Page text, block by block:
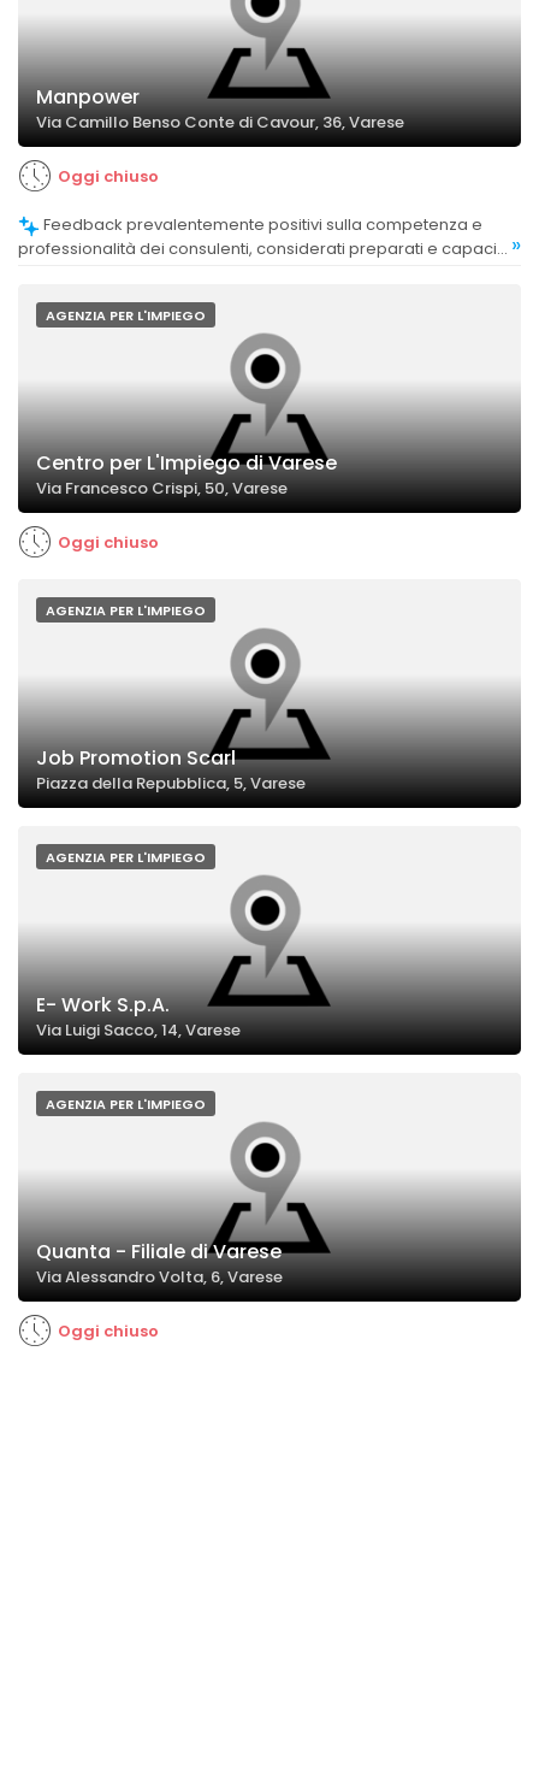
Manpower
Via Camillo Benso Conte di Cavour, 36, Varese
Oggi chiuso
professionalità dei consulenti, considerati preparati e capaci
»
AGENZIA PER L'IMPIEGO
Centro per L'Impiego di Varese
Via Francesco Crispi, 50, Varese
Oggi chiuso
AGENZIA PER L'IMPIEGO
Job Promotion Scarl
Piazza della Repubblica, 5, Varese
AGENZIA PER L'IMPIEGO
E- Work S.p.A.
Via Luigi Sacco, 14, Varese
AGENZIA PER L'IMPIEGO
Quanta - Filiale di Varese
Via Alessandro Volta, 6, Varese
Oggi chiuso